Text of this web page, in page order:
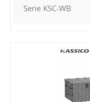
Serie KSC-WB